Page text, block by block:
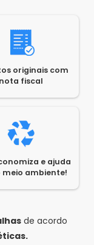
originais com
nota fiscal
e ajuda
meio ambiente!
de acordo